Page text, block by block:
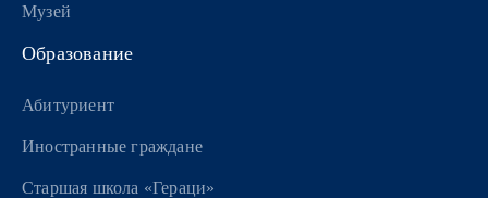
Музей
Образование
Абитуриент
Иностранные граждане
Старшая школа «Гераци»